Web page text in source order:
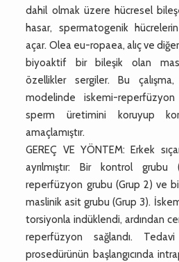
dahil olmak üzere hücresel
hasar, spermatogenik
açar. Olea eu-ropaea, alıç ve
biyoaktif bir bileşik olan
özellikler sergiler. Bu
modelinde iskemi-
sperm üretimini koruyup
amaçlamıştır.
GEREÇ VE YÖNTEM: Erkek
ayrılmıştır: Bir kontrol
reperfüzyon grubu (Grup 2) ve
maslinik asit grubu (Grup 3).
torsiyonla indüklendi, ardından
reperfüzyon sağlandı.
prosedürünün başlangıcında